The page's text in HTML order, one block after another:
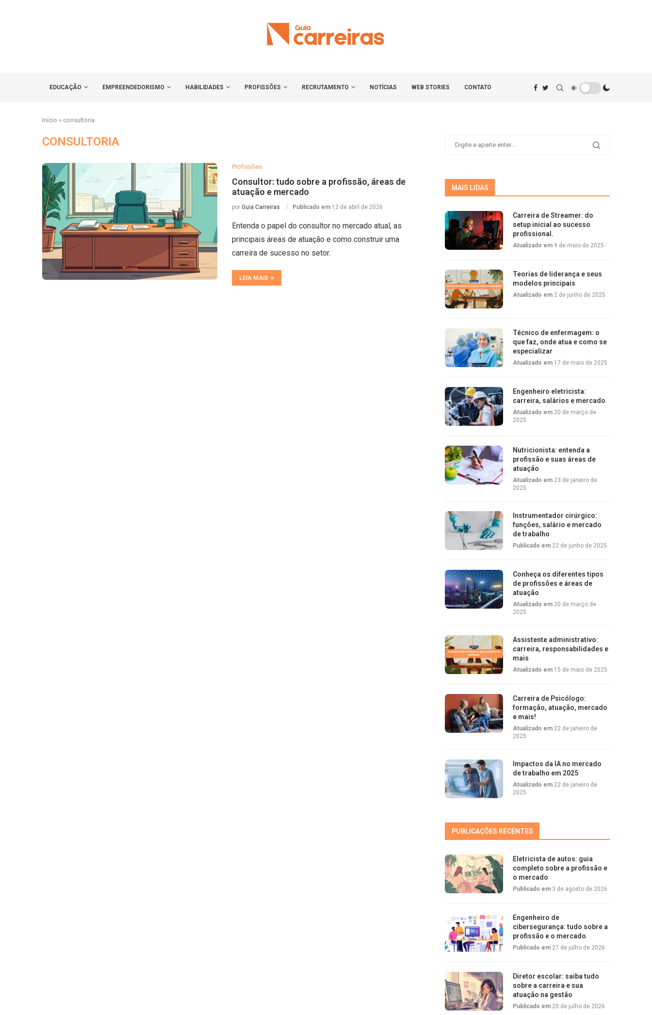
EDUCAÇÃO EMPREENDEDORISMO HABILIDADES PROFISSÕES RECRUTAMENTO NOTÍCIAS WEB STORIES CONTATO
Início » consultoria
CONSULTORIA
Profissões
Consultor: tudo sobre a profissão, áreas de
atuação e mercado
por Guia Carreiras Publicado em 12 de abril de 2026
Entenda o papel do consultor no mercado atual, as
principais áreas de atuação e como construir uma
carreira de sucesso no setor.
LEIA MAIS
MAIS LIDAS
Carreira de Streamer: do
setup inicial ao sucesso
profissional.
Atualizado em 9 de maio de 2025
Teorias de liderança e seus
modelos principais
Atualizado em 2 de junho de 2025
Técnico de enfermagem: o
que faz, onde atua e como se
especializar
Atualizado em 17 de maio de 2025
Engenheiro eletricista:
carreira, salários e mercado
Atualizado em 20 de março de
2025
Nutricionista: entenda a
profissão e suas áreas de
atuação
Atualizado em 23 de janeiro de
2025
Instrumentador cirúrgico:
funções, salário e mercado
de trabalho
Publicado em 22 de junho de 2025
Conheça os diferentes tipos
de profissões e áreas de
atuação
Atualizado em 20 de março de
2025
Assistente administrativo:
carreira, responsabilidades e
mais
Atualizado em 15 de maio de 2025
Carreira de Psicólogo:
formação, atuação, mercado
e mais!
Atualizado em 22 de janeiro de
2025
Impactos da IA no mercado
de trabalho em 2025
Atualizado em 22 de janeiro de
2025
PUBLICAÇÕES RECENTES
Eletricista de autos: guia
completo sobre a profissão e
o mercado
Publicado em 3 de agosto de 2026
Engenheiro de
cibersegurança: tudo sobre a
profissão e o mercado
Publicado em 27 de julho de 2026
Diretor escolar: saiba tudo
sobre a carreira e sua
atuação na gestão
Publicado em 20 de julho de 2026